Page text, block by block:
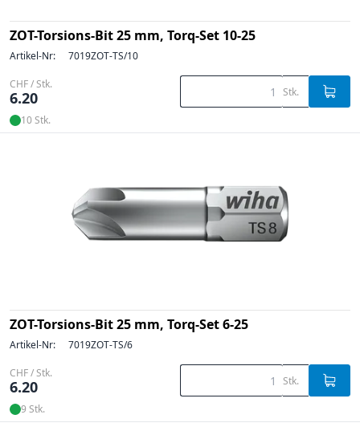
ZOT-Torsions-Bit 25 mm, Torq-Set 10-25
Artikel-Nr: 7019ZOT-TS/10
CHF / Stk.
6.20 Stk.
10 Stk.
ZOT-Torsions-Bit 25 mm, Torq-Set 6-25
Artikel-Nr: 7019ZOT-TS/6
CHF / Stk.
6.20 Stk.
9 Stk.